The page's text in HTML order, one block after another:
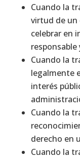
Cuando la
virtud de un
celebrar en
Cuando la
legalmente
interés
Cuando la
derecho en
Cuando la